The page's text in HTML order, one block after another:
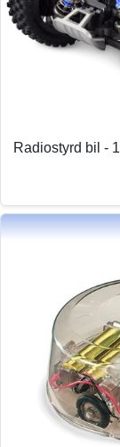
Radiostyrd bil -